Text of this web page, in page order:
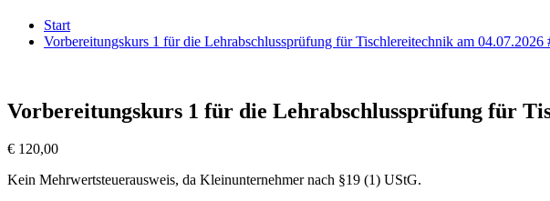
Start
Vorbereitungskurs 1 für die Lehrabschlussprüfung für Tischlereitechnik am 04.07.2026
Vorbereitungskurs 1 für die Lehrabschlussprüfung für
€ 120,00
Kein Mehrwertsteuerausweis, da Kleinunternehmer nach §19 (1) UStG.